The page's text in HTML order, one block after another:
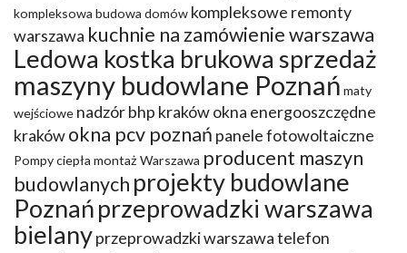
kompleksowa budowa domów kompleksowe remonty
warszawa kuchnie na zamówienie warszawa
Ledowa kostka brukowa sprzedaż
maszyny budowlane Poznań maty
wejściowe nadzór bhp krakówokna energooszczędne
krakówokna pcv poznań panele fotowoltaiczne
Pompy ciepła montaż Warszawa producent maszyn
budowlanych projekty budowlane
Poznańprzeprowadzki warszawa
bielanyprzeprowadzki warszawa telefon